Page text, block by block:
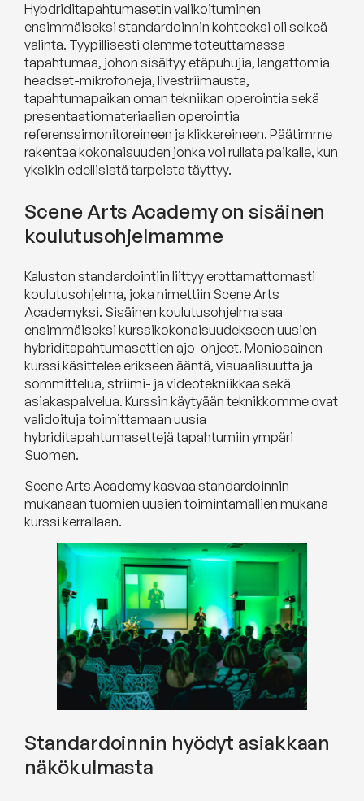
Hybdriditapahtumasetin valikoituminen
ensimmäiseksi standardoinnin kohteeksi oli selkeä
valinta. Tyypillisesti olemme toteuttamassa
tapahtumaa, johon sisältyy etäpuhujia, langattomia
headset-mikrofoneja, livestriimausta,
tapahtumapaikan oman tekniikan operointia sekä
presentaatiomateriaalien operointia
referenssimonitoreineen ja klikkereineen. Päätimme
rakentaa kokonaisuuden jonka voi rullata paikalle, kun
yksikin edellisistä tarpeista täyttyy.
Scene Arts Academy on sisäinen
koulutusohjelmamme
Kaluston standardointiin liittyy erottamattomasti
koulutusohjelma, joka nimettiin Scene Arts
Academyksi. Sisäinen koulutusohjelma saa
ensimmäiseksi kurssikokonaisuudekseen uusien
hybriditapahtumasettien ajo-ohjeet. Moniosainen
kurssi käsittelee erikseen ääntä, visuaalisuutta ja
sommittelua, striimi- ja videotekniikkaa sekä
asiakaspalvelua. Kurssin käytyään teknikkomme ovat
validoituja toimittamaan uusia
hybriditapahtumasettejä tapahtumiin ympäri
Suomen.
Scene Arts Academy kasvaa standardoinnin
mukanaan tuomien uusien toimintamallien mukana
kurssi kerrallaan.
Standardoinnin hyödyt asiakkaan
näkökulmasta